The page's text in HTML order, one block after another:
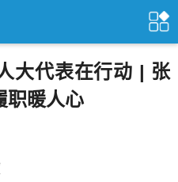
大代表在行动 | 张
职暖人心